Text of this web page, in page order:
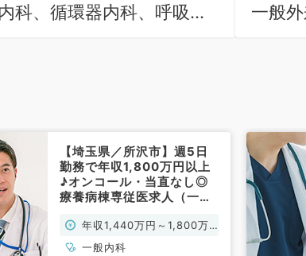
科、循環器内科、呼吸器
一般
【埼玉県／所沢市】週5日
勤務で年収1,800万円以上
♪オンコール・当直なし◎
療養病棟専従医求人（一般
年収1,440万円～1,800万
一般内科